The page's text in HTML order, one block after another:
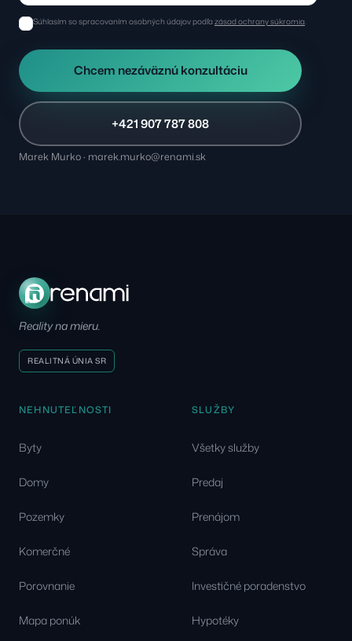
Súhlasím so spracovaním osobných údajov podľazásad ochrany súkromia.
Chcem nezáväznú konzultáciu
+421 907 787 808
Marek Murko · marek.murko@renami.sk
Reality na mieru.
REALITNÁ ÚNIA SR
NEHNUTEĽNOSTI
Byty
Domy
Pozemky
Komerčné
Porovnanie
Mapa ponúk
SLUŽBY
Všetky služby
Predaj
Prenájom
Správa
Investičné poradenstvo
Hypotéky